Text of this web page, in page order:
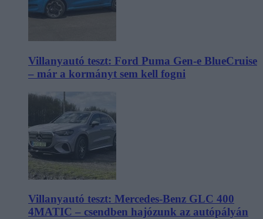
Villanyautó teszt: Ford Puma Gen-e BlueCruise
– már a kormányt sem kell fogni
Villanyautó teszt: Mercedes-Benz GLC 400
4MATIC – csendben hajózunk az autópályán